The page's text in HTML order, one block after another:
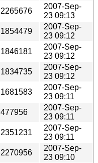
2265676
2007-Sep-
23 09:13
1854479
2007-Sep-
23 09:12
1846181
2007-Sep-
23 09:12
1834735
2007-Sep-
23 09:12
1681583
2007-Sep-
23 09:11
477956
2007-Sep-
23 09:11
2351231
2007-Sep-
23 09:11
2270956
2007-Sep-
23 09:10